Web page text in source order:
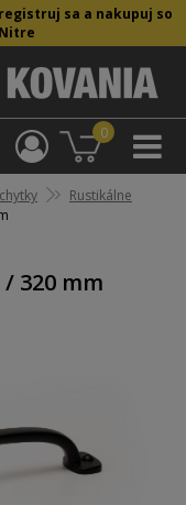
registruj sa a nakupuj so
0
Rustikálne
320 mm